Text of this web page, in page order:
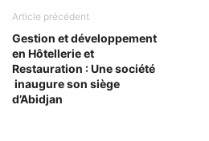
Article précédent
Gestion et développement
en Hôtellerie et
Restauration : Une société
inaugure son siège
d’Abidjan